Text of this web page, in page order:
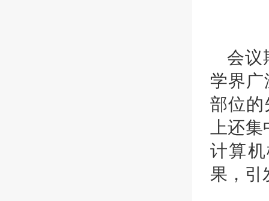
会议
学界
部位的
上还
计算
果，引